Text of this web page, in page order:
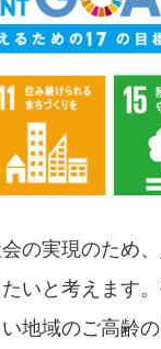
の実現のため
いと考えます
地域のご高齢